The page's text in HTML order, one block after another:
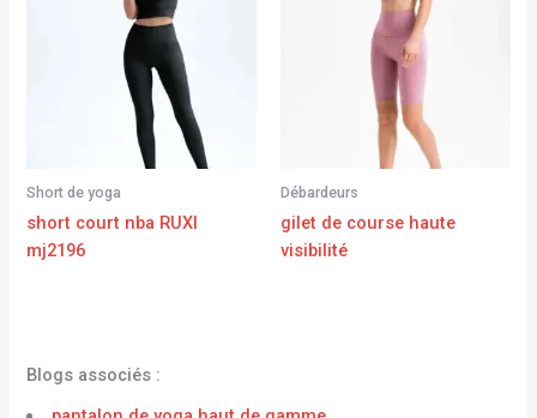
Short de yoga
short court nba RUXI
mj2196
Débardeurs
gilet de course haute
visibilité
Blogs associés :